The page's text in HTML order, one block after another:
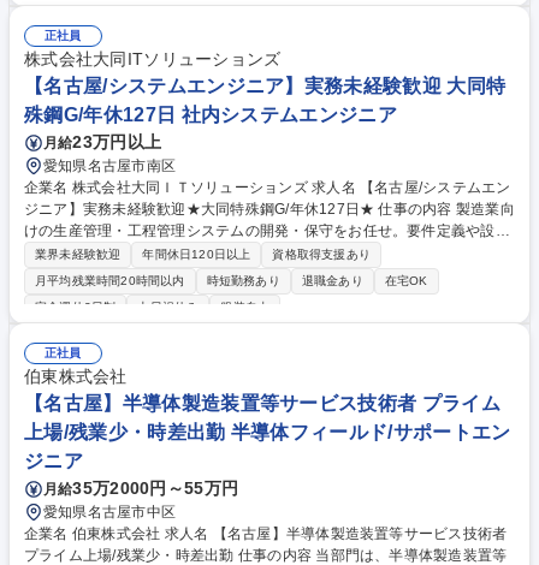
推進 ■生産計画に基づいた部品手配の管理 ■新製品立ち上り時の工場生産
準備の推進と日程管理 ■物流将来構想・企画、物流改善(合理化)の推進 募
集職種 R10【生産管理】■トランスミッション部品工場の生産管理スタッ
フ（安城市）
正社員
株式会社大同ITソリューションズ
【名古屋/システムエンジニア】実務未経験歓迎 大同特
殊鋼G/年休127日 社内システムエンジニア
月給23万円以上
愛知県名古屋市南区
企業名 株式会社大同ＩＴソリューションズ 求人名 【名古屋/システムエン
ジニア】実務未経験歓迎★大同特殊鋼G/年休127日★ 仕事の内容 製造業向
けの生産管理・工程管理システムの開発・保守をお任せ。要件定義や設計
などの上流工程～運用・改善まで幅広く関わります。IT分野でキャリアを
築きたい方、新技術導入に挑戦したい方を歓迎★ 【具体的にお任せする業
務】 ■製造業向けシステムの設計・開発：生産管理や工程管理システムの
プロジェクトのサポート ■スキルアップ支援：AWS、Oracle、Ciscoなど
の資格取得支援制度あり ★プログラミング経験や開発経験がなくても、IT
業界を志望し自己研鑽している方が活躍できる環境です★ 募集職種 【名
古屋/システムエンジニア】実務未経験歓迎★大同特殊鋼G/年休127日★
業界未経験歓迎 年間休日120日以上
資格取得支援あり
月平均残業時間20時間以内
時短勤務あり 退職金あり
在宅OK
完全週休2日制
土日祝休み 服装自由
正社員
伯東株式会社
【名古屋】半導体製造装置等サービス技術者 プライム
上場/残業少・時差出勤 半導体フィールド/サポートエン
ジニア
月給35万2000円～55万円
愛知県名古屋市中区
企業名 伯東株式会社 求人名 【名古屋】半導体製造装置等サービス技術者
プライム上場/残業少・時差出勤 仕事の内容 当部門は、半導体製造装置等